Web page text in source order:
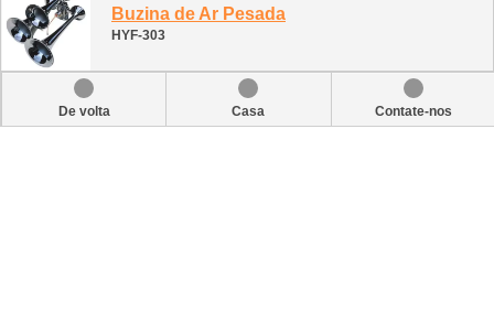
Buzina de Ar Pesada
HYF-303
De volta Casa Contate-nos